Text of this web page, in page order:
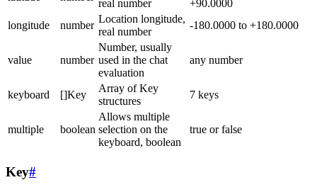
real number
+90.0000
longitude
number
Location longitude,
real number
-180.0000 to +180.0000
value number
Number, usually
used in the chat
evaluation
any number
keyboard []Key
Array of Key
structures
7 keys
multiple boolean
Allows multiple
selection on the
keyboard, boolean
true or false
Key#